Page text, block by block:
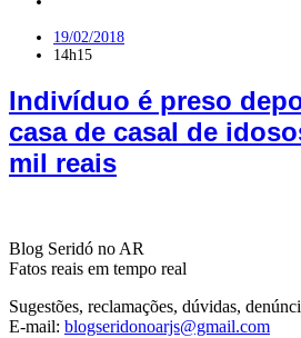
19/02/2018
14h15
Indivíduo é preso
casa de casal de
mil reais
Blog Seridó no AR
Fatos reais em tempo real
Sugestões, reclamações, dúvidas,
E-mail: blogseridonoarjs@gmail.com